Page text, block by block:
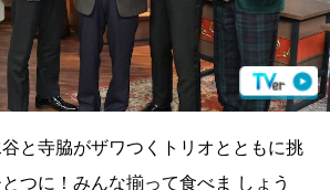
と寺脇がザワつくトリオとともに挑
つに！みんな揃って食べま しょう